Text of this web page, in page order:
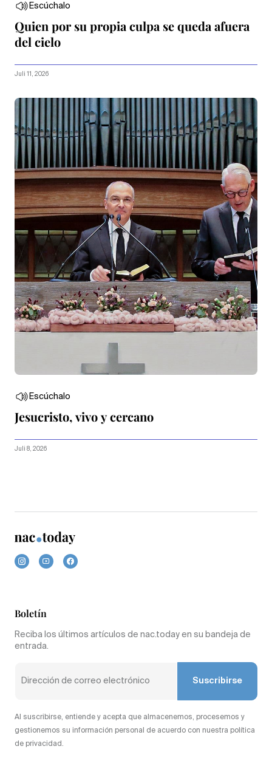
Escúchalo
Quien por su propia culpa se queda afuera
del cielo
Juli 11, 2026
Escúchalo
Jesucristo, vivo y cercano
Juli 8, 2026
Boletín
Reciba los últimos artículos de nac.today en su bandeja de
entrada.
Suscribirse
Al suscribirse, entiende y acepta que almacenemos, procesemos y
gestionemos su información personal de acuerdo con nuestra política
de privacidad.